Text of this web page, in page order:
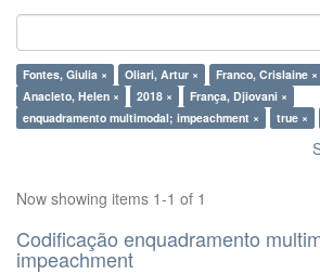
Fontes, Giulia × Oliari, Artur × Franco, Crislaine ×
Anacleto, Helen ×
2018 ×
França, Djiovani ×
enquadramento multimodal; impeachment ×
true ×
Now showing items 1-1 of 1
Codificação enquadramento
impeachment